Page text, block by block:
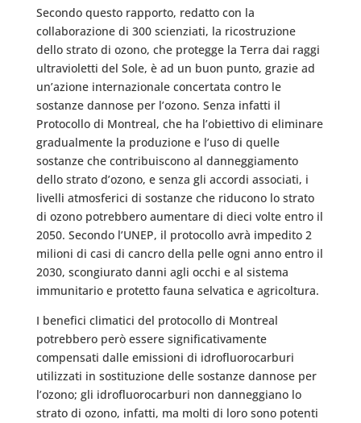
Secondo questo rapporto, redatto con la
collaborazione di 300 scienziati, la ricostruzione
dello strato di ozono, che protegge la Terra dai raggi
ultravioletti del Sole, è ad un buon punto, grazie ad
un’azione internazionale concertata contro le
sostanze dannose per l’ozono. Senza infatti il
Protocollo di Montreal, che ha l’obiettivo di eliminare
gradualmente la produzione e l’uso di quelle
sostanze che contribuiscono al danneggiamento
dello strato d’ozono, e senza gli accordi associati, i
livelli atmosferici di sostanze che riducono lo strato
di ozono potrebbero aumentare di dieci volte entro il
2050. Secondo l’UNEP, il protocollo avrà impedito 2
milioni di casi di cancro della pelle ogni anno entro il
2030, scongiurato danni agli occhi e al sistema
immunitario e protetto fauna selvatica e agricoltura.
I benefici climatici del protocollo di Montreal
potrebbero però essere significativamente
compensati dalle emissioni di idrofluorocarburi
utilizzati in sostituzione delle sostanze dannose per
l’ozono; gli idrofluorocarburi non danneggiano lo
strato di ozono, infatti, ma molti di loro sono potenti